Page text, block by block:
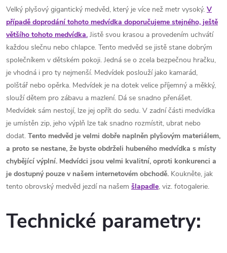
Velký plyšový gigantický medvěd, který je více než metr vysoký. V
případě doprodání tohoto medvídka doporučujeme stejného, ještě
většího tohoto medvídka. Jistě svou krasou a provedením uchvátí
každou slečnu nebo chlapce. Tento medvěd se jistě stane dobrým
společníkem v dětském pokoji. Jedná se o zcela bezpečnou hračku,
je vhodná i pro ty nejmenší. Medvídek poslouží jako kamarád,
polštář nebo opěrka. Medvídek je na dotek velice příjemný a měkký,
slouží dětem pro zábavu a mazlení. Dá se snadno přenášet.
Medvídek sám nestojí, lze jej opřít do sedu. V zadní části medvídka
je umístěn zip, jeho výplň lze tak snadno rozmístit, ubrat nebo
dodat. Tento medvěd je velmi dobře naplněn plyšovým materiálem,
a proto se nestane, že byste obdrželi hubeného medvídka s místy
chybějící výplní. Medvídci jsou velmi kvalitní, oproti konkurenci a
je dostupný pouze v našem internetovém obchodě. Koukněte, jak
tento obrovský medvěd jezdí na našem šlapadle, viz. fotogalerie.
Technické parametry: